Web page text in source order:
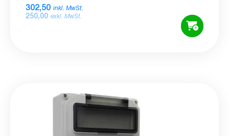
302,50 inkl. MwSt.
250,00 exkl. MwSt.